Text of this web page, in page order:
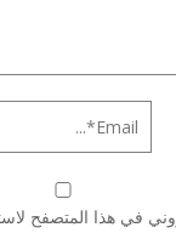
في هذا المتصفح